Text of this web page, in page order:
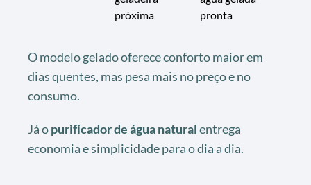
próxima
pronta
O modelo gelado oferece conforto maior em
dias quentes, mas pesa mais no preço e no
consumo.
Já opurificador de água naturalentrega
economia e simplicidade para o dia a dia.